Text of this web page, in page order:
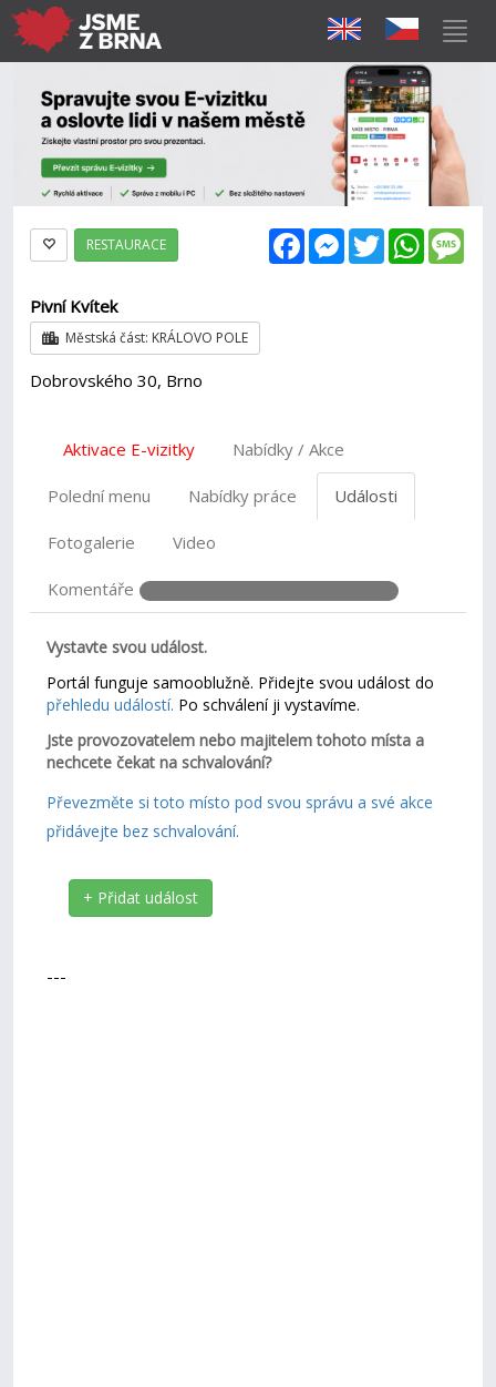
FacebookMessenger
Twitter
RESTAURACE
Pivní Kvítek
Městská část: KRÁLOVO POLE
Dobrovského 30, Brno
Aktivace E-vizitky Nabídky / Akce
Polední menu Nabídky práce Události
Fotogalerie Video
Komentáře
Vystavte svou událost.
Portál funguje samooblužně. Přidejte svou událost do
přehledu událostí. Po schválení ji vystavíme.
Jste provozovatelem nebo majitelem tohoto místa a
nechcete čekat na schvalování?
Převezměte si toto místo pod svou správu a své akce
přidávejte bez schvalování.
+ Přidat událost
---